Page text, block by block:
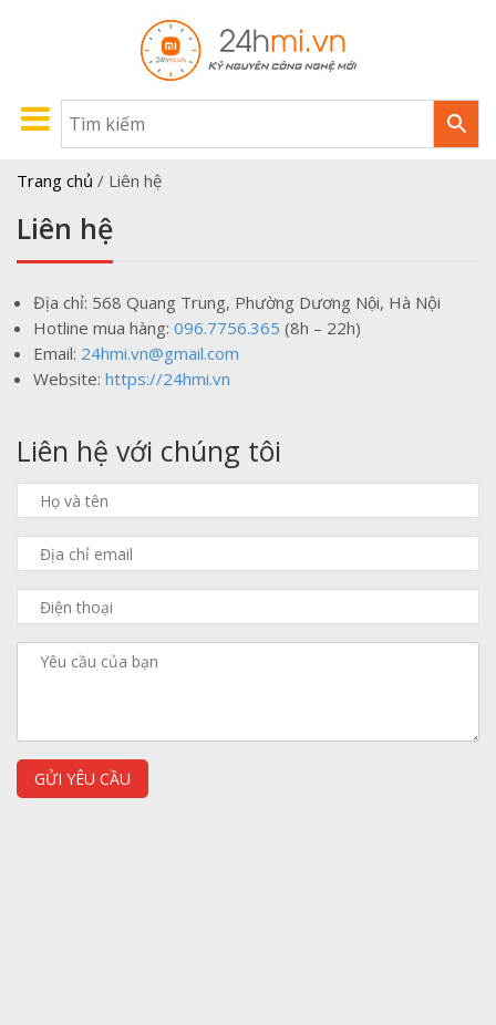
Trang chủ / Liên hệ
Liên hệ
Địa chỉ: 568 Quang Trung, Phường Dương Nội, Hà Nội
Hotline mua hàng: 096.7756.365 (8h – 22h)
Email: 24hmi.vn@gmail.com
Website: https://24hmi.vn
Liên hệ với chúng tôi